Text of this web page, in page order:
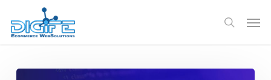
Hauptinhalt
springen
Suche